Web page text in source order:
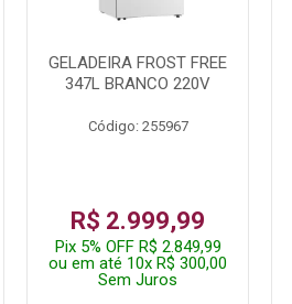
GELADEIRA FROST FREE
347L BRANCO 220V
Código: 255967
R$ 2.999,99
Pix 5% OFF R$ 2.849,99
ou em até 10x R$ 300,00
Sem Juros